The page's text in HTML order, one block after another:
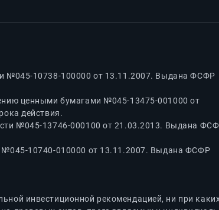
№045-10738-100000 от 13.11.2007. Выдана ФСФР
ценными бумагами №045-13475-001000 от
действия.
№045-13746-000100 от 21.03.2013. Выдана
№045-10740-010000 от 13.11.2007. Выдана ФСФР
инвестиционной рекомендацией, ни при